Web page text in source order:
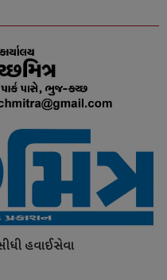
હવાઈસેવા